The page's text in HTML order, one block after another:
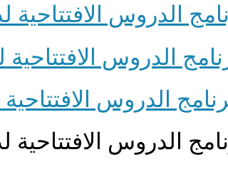
الدروس الافتتاحية
الدروس الافتتاحية
الدروس الافتتاحية
الدروس الافتتاحية